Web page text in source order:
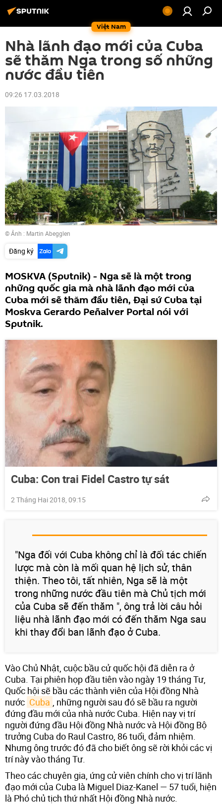
Việt Nam
Nhà lãnh đạo mới của Cuba
sẽ thăm Nga trong số những
nước đầu tiên
09:26 17.03.2018
© Ảnh : Martin Abegglen
Đăng ký
MOSKVA (Sputnik) - Nga sẽ là một trong
những quốc gia mà nhà lãnh đạo mới của
Cuba mới sẽ thăm đầu tiên, Đại sứ Cuba tại
Moskva Gerardo Peñalver Portal nói với
Sputnik.
Cuba: Con trai Fidel Castro tự sát
2 Tháng Hai 2018, 09:15
"Nga đối với Cuba không chỉ là đối tác chiến
lược mà còn là mối quan hệ lịch sử, thân
thiện. Theo tôi, tất nhiên, Nga sẽ là một
trong những nước đầu tiên mà Chủ tịch mới
của Cuba sẽ đến thăm ", ông trả lời câu hỏi
liệu nhà lãnh đạo mới có đến thăm Nga sau
khi thay đổi ban lãnh đạo ở Cuba.
Vào Chủ Nhật, cuộc bầu cử quốc hội đã diễn ra ở
Cuba. Tại phiên họp đầu tiên vào ngày 19 tháng Tư,
Quốc hội sẽ bầu các thành viên của Hội đồng Nhà
nước Cuba , những người sau đó sẽ bầu ra người
đứng đầu mới của nhà nước Cuba. Hiện nay vị trí
người đứng đầu Hội đồng Nhà nước và Hội đồng Bộ
trưởng Cuba do Raul Castro, 86 tuổi, đảm nhiệm.
Nhưng ông trước đó đã cho biết ông sẽ rời khỏi các vị
trí này vào tháng Tư.
Theo các chuyên gia, ứng cử viên chính cho vị trí lãnh
đạo mới của Cuba là Miguel Diaz-Kanel — 57 tuổi, hiện
là Phó chủ tịch thứ nhất Hội đồng Nhà nước.